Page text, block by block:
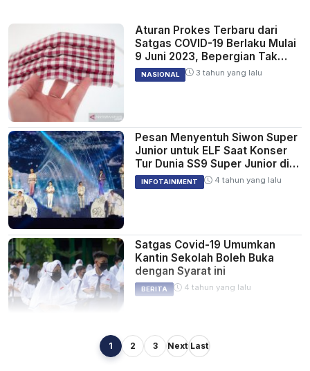
Aturan Prokes Terbaru dari
Satgas COVID-19 Berlaku Mulai
9 Juni 2023, Bepergian Tak
Wajib Lagi Pakai Masker
NASIONAL 3 tahun yang lalu
Pesan Menyentuh Siwon Super
Junior untuk ELF Saat Konser
Tur Dunia SS9 Super Junior di
Thailand
INFOTAINMENT 4 tahun yang lalu
Satgas Covid-19 Umumkan
Kantin Sekolah Boleh Buka
dengan Syarat ini
BERITA 4 tahun yang lalu
Kebun Raya Banua di
1 2 3 Next Last